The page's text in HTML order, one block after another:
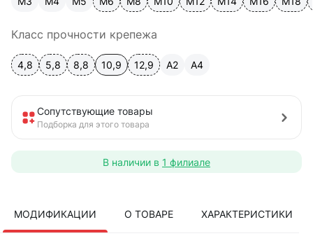
Класс прочности крепежа
4,8 5,8 8,8 10,9 12,9 A2 А4
Сопутствующие товары
Подборка для этого товара
В наличии в 1 филиале
МОДИФИКАЦИИ О ТОВАРЕ ХАРАКТЕРИСТИКИ